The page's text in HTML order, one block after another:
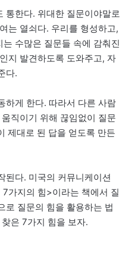
통한다. 위대한 질문이야말로
는 열쇠다. 우리를 형성하고,
수많은 질문들 속에 감춰진
지 발견하도록 도와주고, 자
다.
하게 한다. 따라서 다른 사람
직이기 위해 끊임없이 질문
제대로 된 답을 얻도록 만든
된다. 미국의 커뮤니케이션
가지의 힘>이라는 책에서 질
로 질문의 힘을 활용하는 법
은 7가지 힘을 보자.